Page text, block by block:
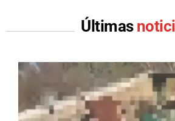
Últimas